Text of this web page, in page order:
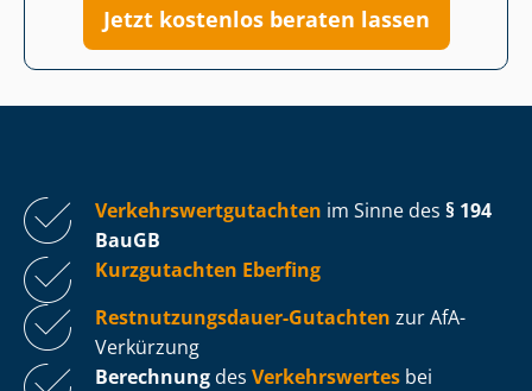
Jetzt kostenlos beraten lassen
Ver­kehrs­wert­gut­ach­ten im Sinne des § 194
BauGB
Kurzgutachten Eberfing
Rest­nut­zungs­dau­er-Gutachten zur AfA-
Verkürzung
Berechnung des Verkehrswertes bei